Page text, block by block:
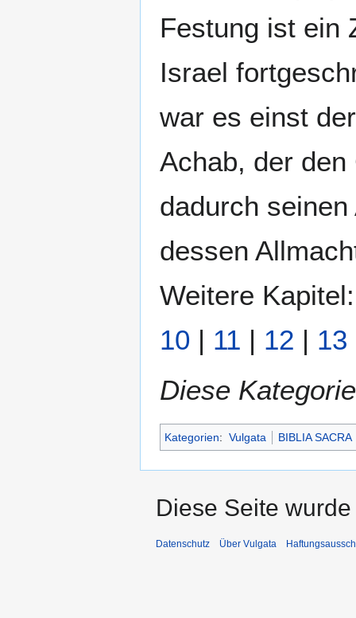
Festung ist ein
Israel
war es einst
Achab, der
dadurch
dessen
Weitere
10 | 11 | 12 | 13
Diese
Kategorien: Vulgata BIBLIA SACRA
Diese Seite
Datenschutz Über Vulgata